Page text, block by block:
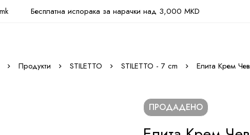
Бесплатна испорака за нарачки над 3,000 MKD
Продукти STILETTO STILETTO - 7 cm Елита Крем
ПРОДАДЕНО